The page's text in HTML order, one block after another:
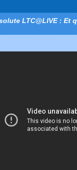
LTC@LIVE : Et